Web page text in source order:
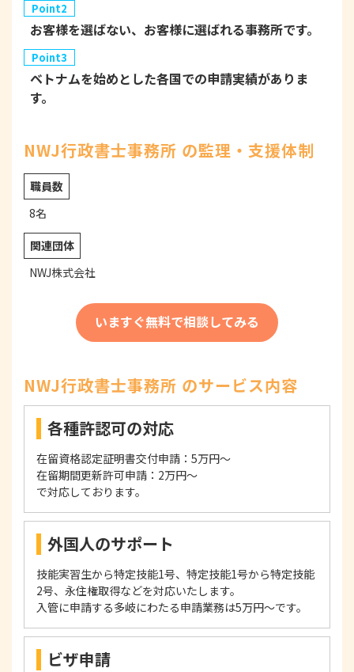
Point2
お客様を選ばない、お客様に選ばれる事務所です。
Point3
ベトナムを始めとした各国での申請実績がありま
す。
NWJ行政書士事務所 の監理・支援体制
職員数
8名
関連団体
NWJ株式会社
いますぐ無料で相談してみる
NWJ行政書士事務所 のサービス内容
各種許認可の対応
在留資格認定証明書交付申請：5万円～
在留期間更新許可申請：2万円～
で対応しております。
外国人のサポート
技能実習生から特定技能1号、特定技能1号から特定技能
2号、永住権取得などを対応いたします。
入管に申請する多岐にわたる申請業務は5万円～です。
ビザ申請